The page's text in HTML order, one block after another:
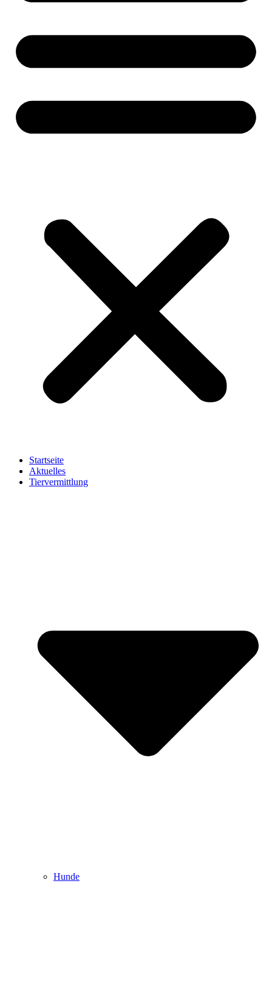
Startseite
Aktuelles
Tiervermittlung
Hunde